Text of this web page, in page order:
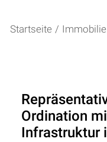
Startseite / Immobilie
Ordination
Infrastruktur